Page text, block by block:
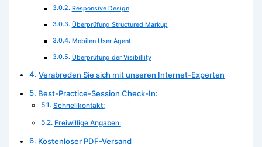
Responsive Design
Überprüfung Structured Markup
Mobilen User Agent
Überprüfung der Visibillity
Verabreden Sie sich mit unseren Internet-Experten
Best-Practice-Session Check-In:
Schnellkontakt:
Freiwillige Angaben:
Kostenloser PDF-Versand